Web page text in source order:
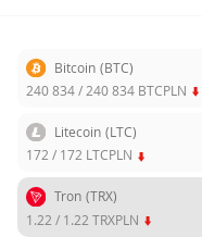
Bitcoin (BTC)
240 834/ 240 834 BTCPLN
Litecoin (LTC)
172 / 172 LTCPLN
Tron (TRX)
1.22 / 1.22 TRXPLN